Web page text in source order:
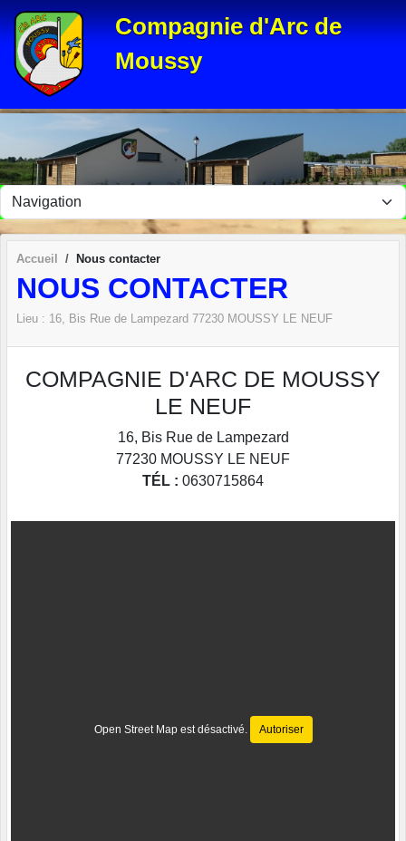
Compagnie d'Arc de
Moussy
Accueil Nous contacter
NOUS CONTACTER
Lieu : 16, Bis Rue de Lampezard 77230 MOUSSY LE NEUF
COMPAGNIE D'ARC DE MOUSSY
LE NEUF
16, Bis Rue de Lampezard
77230 MOUSSY LE NEUF
TÉL : 0630715864
Open Street Map est désactivé. Autoriser
Panneau de gestion des cookies